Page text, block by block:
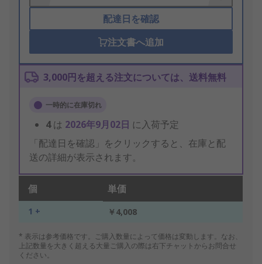
配達日を確認
注文書へ追加
3,000円を超える注文については、送料無料
一時的に在庫切れ
4は 2026年9月02日 に入荷予定
「配達日を確認」をクリックすると、在庫と配
送の詳細が表示されます。
個 単価
1 + ￥4,008
* 表示は参考価格です。ご購入数量によって価格は変動します。なお、
上記数量を大きく超える大量ご購入の際は右下チャットからお問合せ
ください。